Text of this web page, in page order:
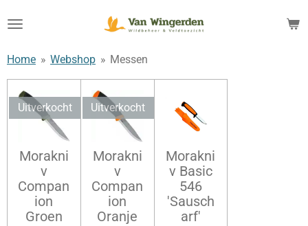
direct
de
hoofdinhoud
Home » Webshop » Messen
Uitverkocht
Morakni
v
Compan
ion
Groen
Uitverkocht
Morakni
v
Compan
ion
Oranje
Morakni
v Basic
546
'Sausch
arf'